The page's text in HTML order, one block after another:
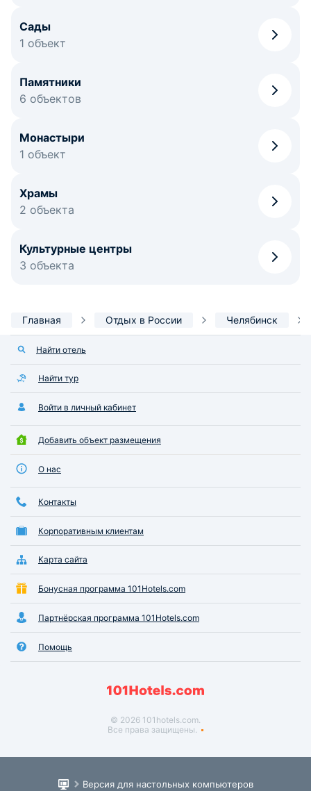
Сады
1 объект
Памятники
6 объектов
Монастыри
1 объект
Храмы
2 объекта
Культурные центры
3 объекта
Главная Отдых в России Челябинск
Найти отель
Найти тур
Войти в личный кабинет
Добавить объект размещения
О нас
Контакты
Корпоративным клиентам
Карта сайта
Бонусная программа 101Hotels.com
Партнёрская программа 101Hotels.com
Помощь
© 2026 101hotels.com.
Все права защищены.
Версия для настольных компьютеров